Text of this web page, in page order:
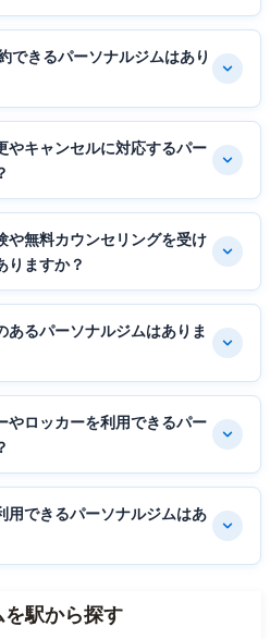
できるパーソナルジムはあり
やキャンセルに対応するパー
や無料カウンセリングを受け
りますか？
るパーソナルジムはありま
やロッカーを利用できるパー
用できるパーソナルジムはあ
駅から探す